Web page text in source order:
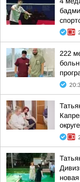
222
округе